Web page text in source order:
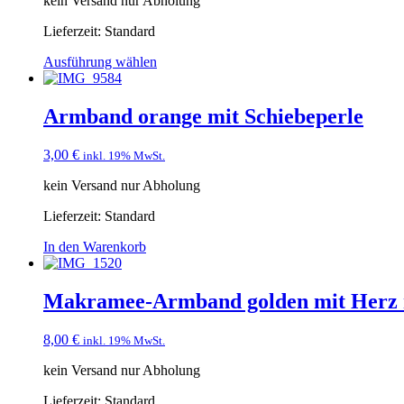
Lieferzeit: Standard
Ausführung wählen
Armband orange mit Schiebeperle
3,00 € inkl. 19% MwSt.
kein Versand nur Abholung
Lieferzeit: Standard
In den Warenkorb
Makramee-Armband golden mit
8,00 € inkl. 19% MwSt.
kein Versand nur Abholung
Lieferzeit: Standard